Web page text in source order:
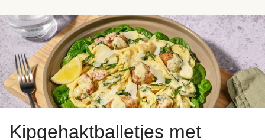
Kipgehaktballetjes met